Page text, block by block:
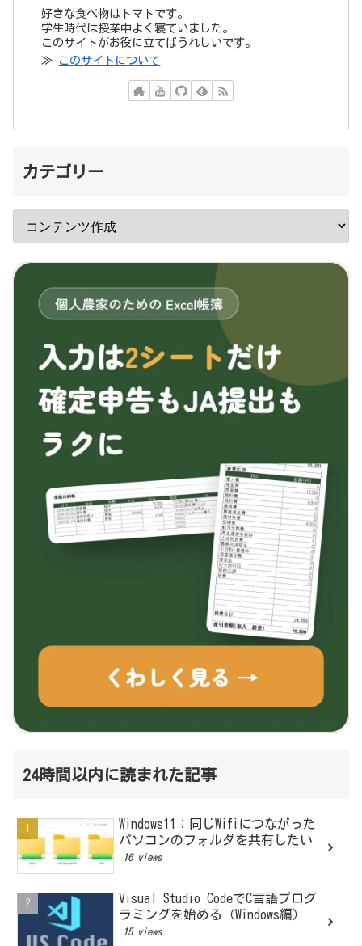
好きな食べ物はトマトです。
学生時代は授業中よく寝ていました。
このサイトがお役に立てばうれしいです。
≫ このサイトについて
カテゴリー
24時間以内に読まれた記事
Windows11：同じWifiにつながった
パソコンのフォルダを共有したい
16 views
Visual Studio CodeでC言語プログ
ラミングを始める（Windows編）
15 views